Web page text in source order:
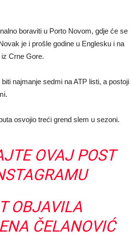
li ko je drugi?Inter nema dovoljno sredstava,
boraviti u Porto Novom, gdje će se
je i prošle godine u Englesku i na
Crne Gore.
najmanje sedmi na ATP listi, a postoji
osvojio treći grend slem u sezoni.
OVAJ POST
OBJAVILA
ČELANOVIĆ